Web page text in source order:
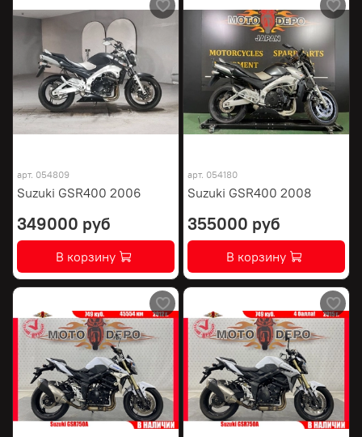
арт. 054809
Suzuki GSR400 2006
349000 руб
В корзину
арт. 054180
Suzuki GSR400 2008
355000 руб
В корзину